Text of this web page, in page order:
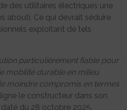
des utilitaires électriques une
abouti. Ce qui devrait séduire
exploitant de tels
particulièrement fiable pour
mobilité durable en milieu
moindre compromis en termes
le constructeur dans son
du 28 octobre 2025.